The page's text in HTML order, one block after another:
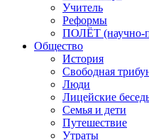
Учитель
Реформы
ПОЛЁТ (научно-
Общество
История
Свободная
Люди
Лицейские
Семья и дети
Путешествие
Утраты